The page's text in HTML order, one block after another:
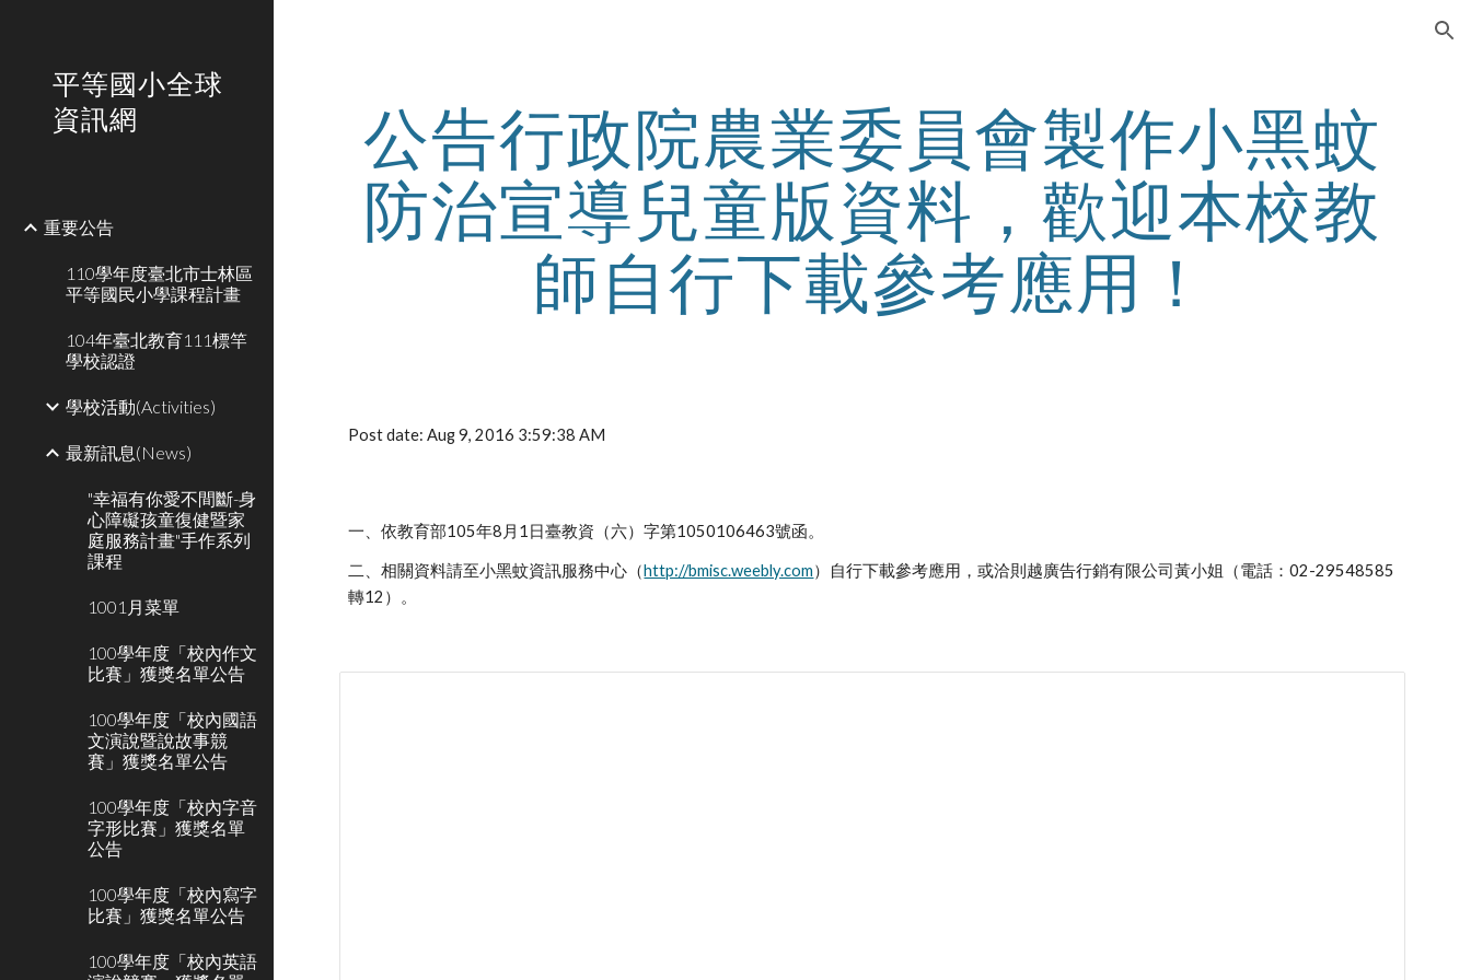
平等國小全球
資訊網
重要公告
110學年度臺北市士林區
平等國民小學課程計畫
104年臺北教育111標竿
學校認證
學校活動(Activities)
最新訊息(News)
"幸福有你愛不間斷-身
心障礙孩童復健暨家
庭服務計畫"手作系列
課程
1001月菜單
100學年度「校內作文
比賽」獲獎名單公告
100學年度「校內國語
文演說暨說故事競
賽」獲獎名單公告
100學年度「校內字音
字形比賽」獲獎名單
公告
100學年度「校內寫字
比賽」獲獎名單公告
100學年度「校內英語
公告行政院農業委員會製作小黑蚊
防治宣導兒童版資料，歡迎本校教
師自行下載參考應用！
Post date: Aug 9, 2016 3:59:38 AM
一、依教育部105年8月1日臺教資（六）字第1050106463號函。
二、相關資料請至小黑蚊資訊服務中心（http://bmisc.weebly.com）自行下載參考應用，或洽則越廣告行銷有限公司黃小姐（電話：02-29548585
轉12）。